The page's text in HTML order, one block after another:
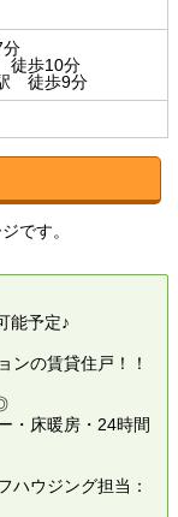
徒歩10分
徒歩9分
です。
能予定♪
の賃貸住戸！！
・床暖房・24時間
ウジング担当：